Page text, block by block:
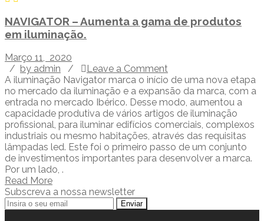
NAVIGATOR – Aumenta a gama de produtos
em iluminação.
Março 11, 2020
/ by admin /
Leave a Comment
A iluminação Navigator marca o início de uma nova etapa
no mercado da iluminação e a expansão da marca, com a
entrada no mercado Ibérico. Desse modo, aumentou a
capacidade produtiva de vários artigos de iluminação
profissional, para iluminar edifícios comerciais, complexos
industriais ou mesmo habitações, através das requisitas
lâmpadas led. Este foi o primeiro passo de um conjunto
de investimentos importantes para desenvolver a marca.
Por um lado, .
Read More
Subscreva a nossa newsletter